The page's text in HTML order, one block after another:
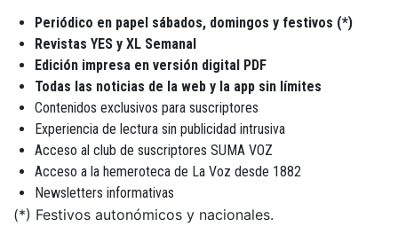
Periódico en papel sábados, domingos y festivos (*)
Revistas YES y XL Semanal
Edición impresa en versión digital PDF
Todas las noticias de la web y la app sin límites
Contenidos exclusivos para suscriptores
Experiencia de lectura sin publicidad intrusiva
Acceso al club de suscriptores SUMA VOZ
Acceso a la hemeroteca de La Voz desde 1882
Newsletters informativas
(*) Festivos autonómicos y nacionales.